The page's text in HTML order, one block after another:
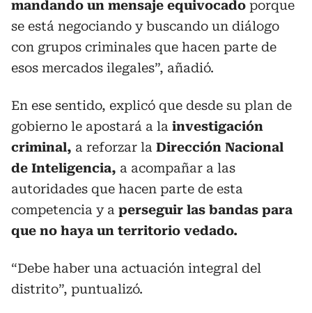
mandando un mensaje equivocado porque
se está negociando y buscando un diálogo
con grupos criminales que hacen parte de
esos mercados ilegales”, añadió.
En ese sentido, explicó que desde su plan de
gobierno le apostará a la investigación
criminal, a reforzar la Dirección Nacional
de Inteligencia, a acompañar a las
autoridades que hacen parte de esta
competencia y a perseguir las bandas para
que no haya un territorio vedado.
“Debe haber una actuación integral del
distrito”, puntualizó.